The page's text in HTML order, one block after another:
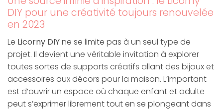
DIY pour une créativité toujours renouvelée
en 2023
Le Licorny DIYne se limite pas à un seul type de
projet. Il devient une véritable invitation à explorer
toutes sortes de supports créatifs allant des bijoux et
accessoires aux décors pour la maison. L’important
est d’ouvrir un espace où chaque enfant et adulte
peut s’exprimer librement tout en se plongeant dans